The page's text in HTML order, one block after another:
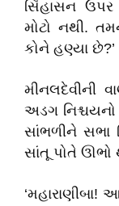
સિંહાસન
મોટો નથી.
કોને હણ્યા છે?’
મીનલદેવીની
અડગ
સાંભળીને સભા
સાંતૂ પોતે ઊભો